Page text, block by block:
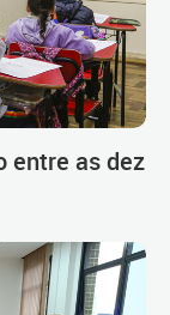
entre as dez